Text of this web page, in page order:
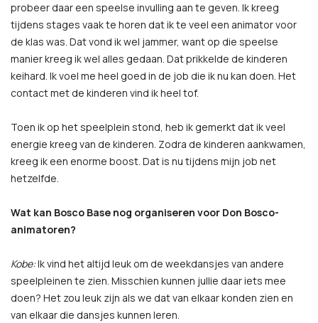
probeer daar een speelse invulling aan te geven. Ik kreeg
tijdens stages vaak te horen dat ik te veel een animator voor
de klas was. Dat vond ik wel jammer, want op die speelse
manier kreeg ik wel alles gedaan. Dat prikkelde de kinderen
keihard. Ik voel me heel goed in de job die ik nu kan doen. Het
contact met de kinderen vind ik heel tof.
Toen ik op het speelplein stond, heb ik gemerkt dat ik veel
energie kreeg van de kinderen. Zodra de kinderen aankwamen,
kreeg ik een enorme boost. Dat is nu tijdens mijn job net
hetzelfde.
Wat kan Bosco Base nog organiseren voor Don Bosco-
animatoren?
Kobe:Ik vind het altijd leuk om de weekdansjes van andere
speelpleinen te zien. Misschien kunnen jullie daar iets mee
doen? Het zou leuk zijn als we dat van elkaar konden zien en
van elkaar die dansjes kunnen leren.